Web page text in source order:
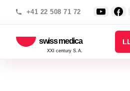
+41 22 508 71 72
swiss medica
XXI century S.A.